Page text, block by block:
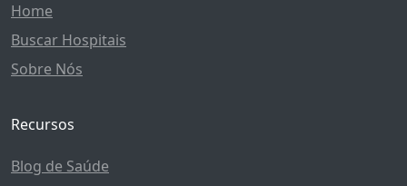
Home
Buscar Hospitais
Sobre Nós
Recursos
Blog de Saúde